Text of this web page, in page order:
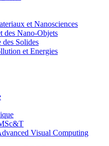
et Nanosciences
des Nano-Objets
Solides
et Energies
Visual Computing